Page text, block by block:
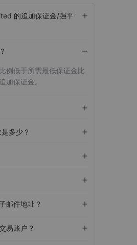
的追加保证金/强平
例低于所需最低保证金比
加保证金。
多少？
邮件地址？
易账户？